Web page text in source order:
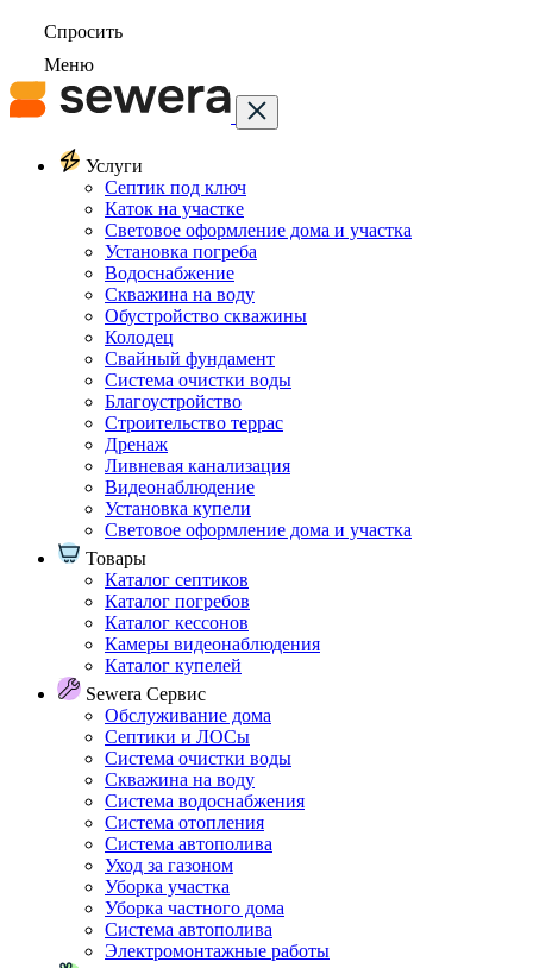
Спросить
Меню
Услуги
Септик под ключ
Каток на участке
Световое оформление дома и участка
Установка погреба
Водоснабжение
Скважина на воду
Обустройство скважины
Колодец
Свайный фундамент
Система очистки воды
Благоустройство
Строительство террас
Дренаж
Ливневая канализация
Видеонаблюдение
Установка купели
Световое оформление дома и участка
Товары
Каталог септиков
Каталог погребов
Каталог кессонов
Камеры видеонаблюдения
Каталог купелей
Sewera Сервис
Обслуживание дома
Септики и ЛОСы
Система очистки воды
Скважина на воду
Система водоснабжения
Система отопления
Система автополива
Уход за газоном
Уборка участка
Уборка частного дома
Система автополива
Электромонтажные работы